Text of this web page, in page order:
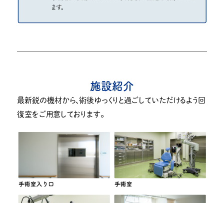
施設紹介
最新鋭の機材から、術後ゆっくりと過ごしていただけるよう回
復室をご用意しております。